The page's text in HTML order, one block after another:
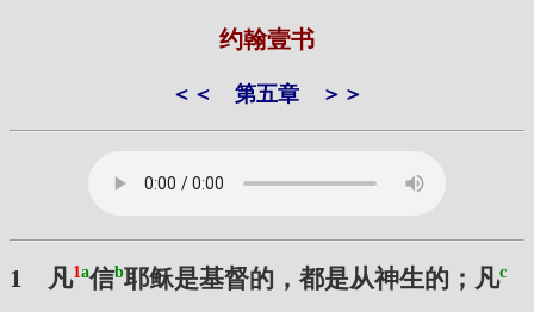
约翰壹书
＜＜ 第五章 ＞＞
1 凡1a信b耶稣是基督的，都是从神生的；凡c